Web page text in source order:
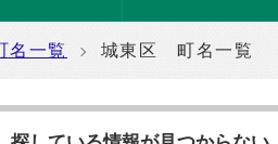
名一覧 城東区 町名一覧